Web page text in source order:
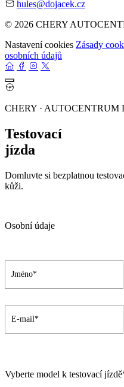
hules@dojacek.cz
© 2026 CHERY
Nastavení cookies Zásady
osobních údajů
CHERY · AUTOCENTRUM
Testovací
jízda
Domluvte si bezplatnou
kůži.
Osobní údaje
Vyberte model k testovací